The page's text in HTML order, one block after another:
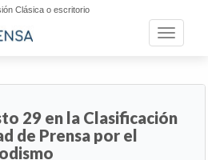
Clásica o escritorio
Toggle
29 en la Clasificación
de Prensa por el